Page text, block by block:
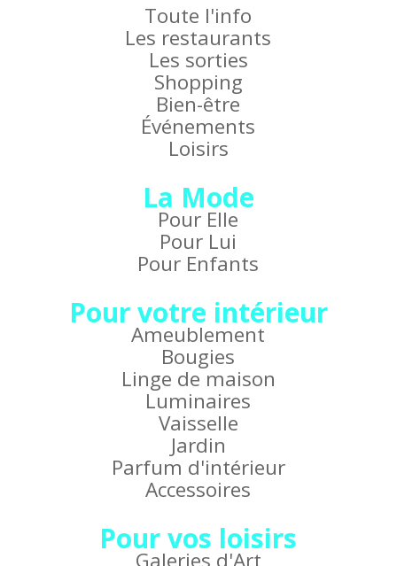
Toute l'info
Les restaurants
Les sorties
Shopping
Bien-être
Événements
Loisirs
La Mode
Pour Elle
Pour Lui
Pour Enfants
Pour votre intérieur
Ameublement
Bougies
Linge de maison
Luminaires
Vaisselle
Jardin
Parfum d'intérieur
Accessoires
Pour vos loisirs
Galeries d'Art